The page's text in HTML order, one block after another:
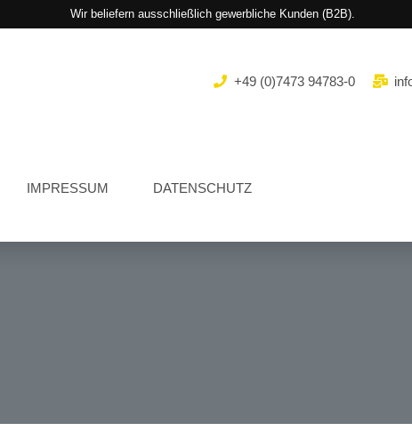
Wir beliefern ausschließlich gewerbliche Kunden (B2B).
+49 (0)7473 94783-0
IMPRESSUM DATENSCHUTZ